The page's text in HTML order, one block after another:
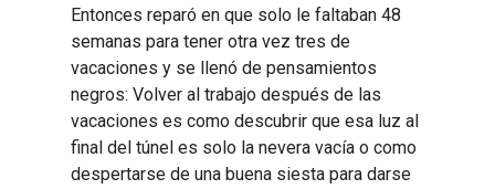
Entonces reparó en que solo le faltaban 48
semanas para tener otra vez tres de
vacaciones y se llenó de pensamientos
negros: Volver al trabajo después de las
vacaciones es como descubrir que esa luz al
final del túnel es solo la nevera vacía o como
despertarse de una buena siesta para darse